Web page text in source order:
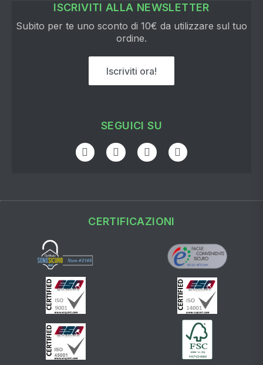
ISCRIVITI ALLA NEWSLETTER
Subito per te uno sconto di 10€ da utilizzare sul tuo
ordine.
Iscriviti ora!
SEGUICI SU
CERTIFICAZIONI